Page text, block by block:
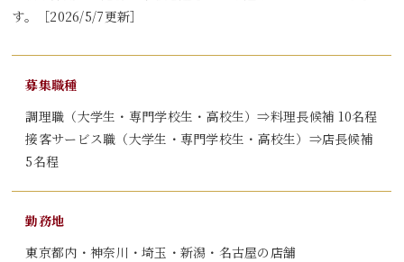
す。［2026/5/7更新］
募集職種
調理職（大学生・専門学校生・高校生）⇒料理長候補 10名程
接客サービス職（大学生・専門学校生・高校生） ⇒店長候補
5名程
勤務地
東京都内・神奈川・埼玉・新潟・名古屋の店舗